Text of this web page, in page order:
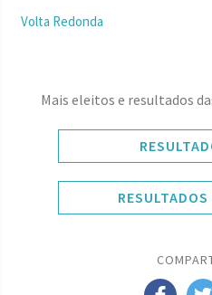
Volta Redonda
Mais eleitos e resultados